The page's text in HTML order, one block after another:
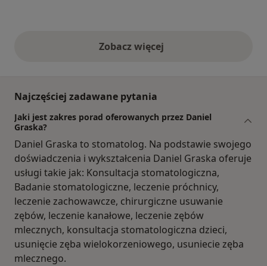
Zobacz więcejopinie powyżej
Najczęściej zadawane pytania
Jaki jest zakres porad oferowanych przez Daniel
Graska?
Daniel Graska to stomatolog. Na podstawie swojego
doświadczenia i wykształcenia Daniel Graska oferuje
usługi takie jak: Konsultacja stomatologiczna,
Badanie stomatologiczne, leczenie próchnicy,
leczenie zachowawcze, chirurgiczne usuwanie
zębów, leczenie kanałowe, leczenie zębów
mlecznych, konsultacja stomatologiczna dzieci,
usunięcie zęba wielokorzeniowego, usuniecie zęba
mlecznego.